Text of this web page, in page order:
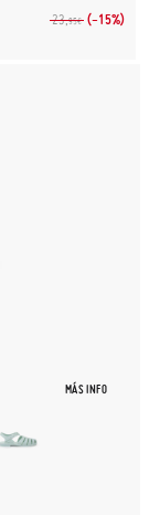
23,95€ (-15%)
MÁS INFO